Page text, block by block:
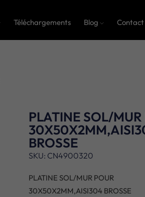
Téléchargements Blog Contact
PLATINE SOL/MUR
BROSSE
SKU: CN4900320
PLATINE SOL/MUR POUR
30X50X2MM,AISI304 BROSSE